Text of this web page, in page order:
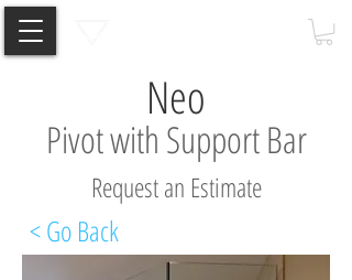
Neo
Pivot with Support Bar
Request an Estimate
< Go Back